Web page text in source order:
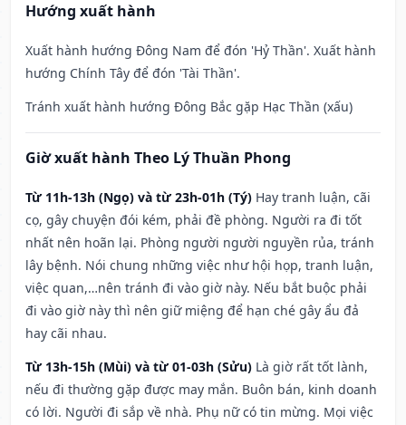
Hướng xuất hành
Xuất hành hướng Đông Nam để đón 'Hỷ Thần'. Xuất hành
hướng Chính Tây để đón 'Tài Thần'.
Tránh xuất hành hướng Đông Bắc gặp Hạc Thần (xấu)
Giờ xuất hành Theo Lý Thuần Phong
Từ 11h-13h (Ngọ) và từ 23h-01h (Tý) Hay tranh luận, cãi
cọ, gây chuyện đói kém, phải đề phòng. Người ra đi tốt
nhất nên hoãn lại. Phòng người người nguyền rủa, tránh
lây bệnh. Nói chung những việc như hội họp, tranh luận,
việc quan,…nên tránh đi vào giờ này. Nếu bắt buộc phải
đi vào giờ này thì nên giữ miệng để hạn ché gây ẩu đả
hay cãi nhau.
Từ 13h-15h (Mùi) và từ 01-03h (Sửu) Là giờ rất tốt lành,
nếu đi thường gặp được may mắn. Buôn bán, kinh doanh
có lời. Người đi sắp về nhà. Phụ nữ có tin mừng. Mọi việc